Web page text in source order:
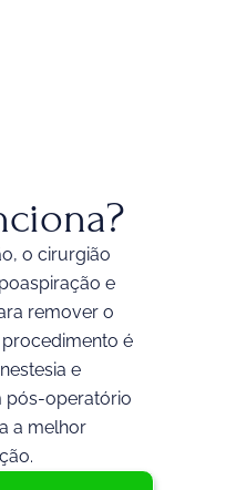
o cirurgião
e
remover o
é
e
pós-operatório
a melhor